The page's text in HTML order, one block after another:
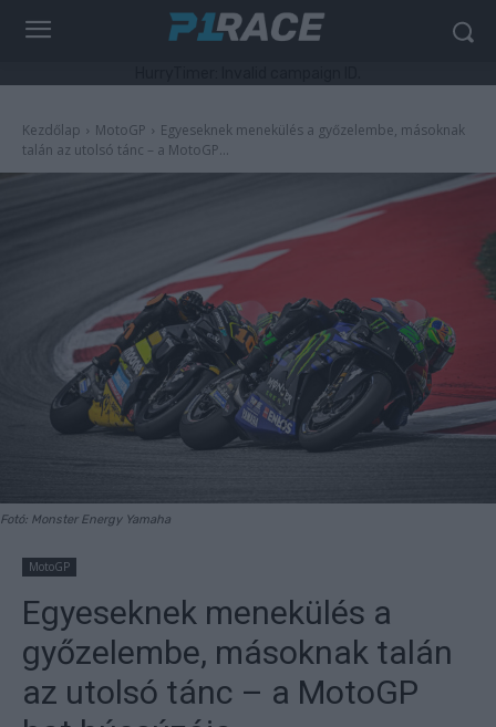
Kezdőlap MotoGP
Egyeseknek menekülés a győzelembe, másoknak
talán az utolsó tánc – a MotoGP...
Fotó: Monster Energy Yamaha
MotoGP
Egyeseknek menekülés a
győzelembe, másoknak talán
az utolsó tánc – a MotoGP